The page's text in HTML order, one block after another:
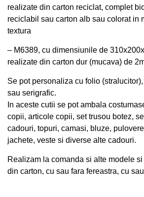
realizate din carton reciclat, complet
reciclabil sau carton alb sau colorat in
textura
– M6389, cu dimensiunile de
realizate din carton dur (mucava) de
Se pot personaliza cu folio
sau serigrafic.
In aceste cutii se pot ambala
copii, articole copii, set trusou botez,
cadouri, topuri, camasi, bluze,
jachete, veste si diverse alte cadouri.
Realizam la comanda si alte modele
din carton, cu sau fara fereastra, cu